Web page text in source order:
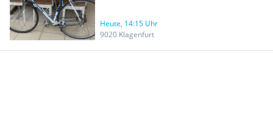
Heute, 14:15 Uhr
9020 Klagenfurt